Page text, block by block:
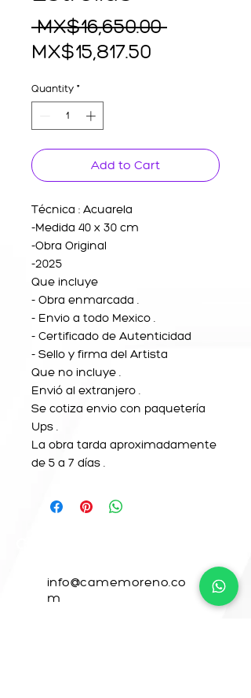
MX$16,650.00 Regular
MX$15,817.50
Quantity *
Add to Cart
Técnica : Acuarela
-Medida 40 x 30 cm
-Obra Original
-2025
Que incluye
- Obra enmarcada .
- Envio a todo Mexico .
- Certificado de Autenticidad
- Sello y firma del Artista
Que no incluye .
Envió al extranjero .
Se cotiza envio con paquetería
Ups .
La obra tarda aproximadamente
de 5 a 7 días .
info@camemoreno.co
m